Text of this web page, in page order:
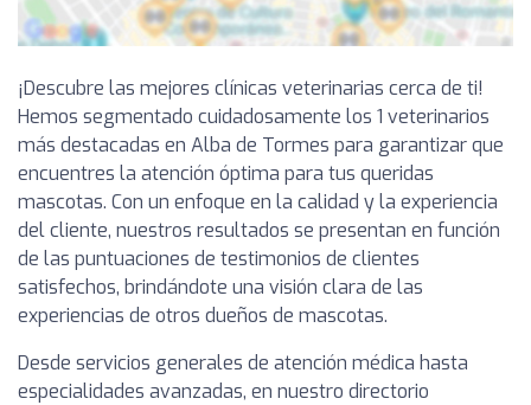
¡Descubre las mejores clínicas veterinarias cerca de ti!
Hemos segmentado cuidadosamente los 1 veterinarios
más destacadas en Alba de Tormes para garantizar que
encuentres la atención óptima para tus queridas
mascotas. Con un enfoque en la calidad y la experiencia
del cliente, nuestros resultados se presentan en función
de las puntuaciones de testimonios de clientes
satisfechos, brindándote una visión clara de las
experiencias de otros dueños de mascotas.
Desde servicios generales de atención médica hasta
especialidades avanzadas, en nuestro directorio